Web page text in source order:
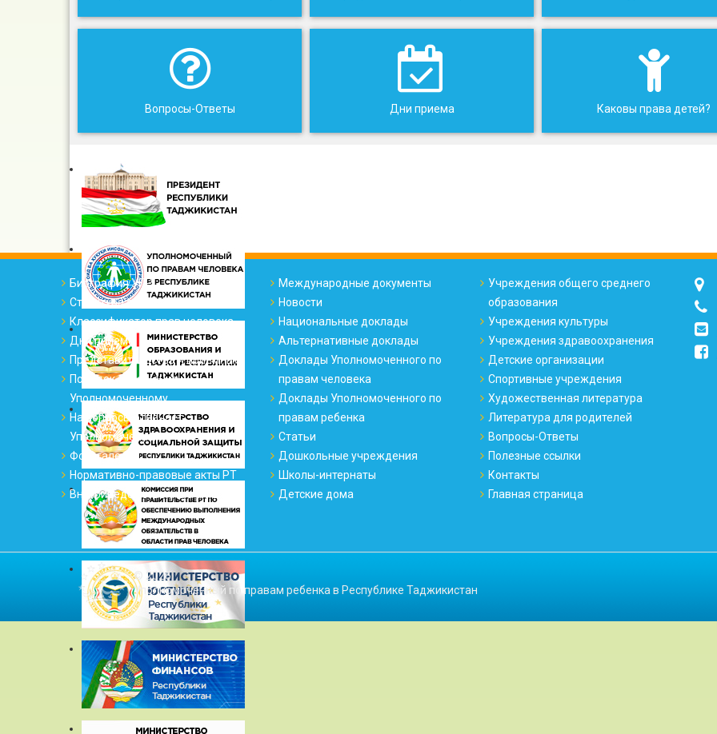
Вопросы-Ответы Дни приема Каковы права детей?
Биография УПР
Структура офиса
Классификатор прав человека
Дни приема
Представительства и приемные
Порядок обращения к
Уполномоченному
На вопросы отвечает
Уполномоченный
Фотогалерея
Нормативно-правовые акты РТ
Внутриведомственные акты
Международные документы
Новости
Национальные доклады
Альтернативные доклады
Доклады Уполномоченного по
правам человека
Доклады Уполномоченного по
правам ребенка
Статьи
Дошкольные учреждения
Школы-интернаты
Детские дома
Учреждения общего среднего
образования
Учреждения культуры
Учреждения здравоохранения
Детские организации
Спортивные учреждения
Художественная литература
Литература для родителей
Вопросы-Ответы
Полезные ссылки
Контакты
Главная страница
© 2026
Уполномоченный по правам ребенка в Республике Таджикистан